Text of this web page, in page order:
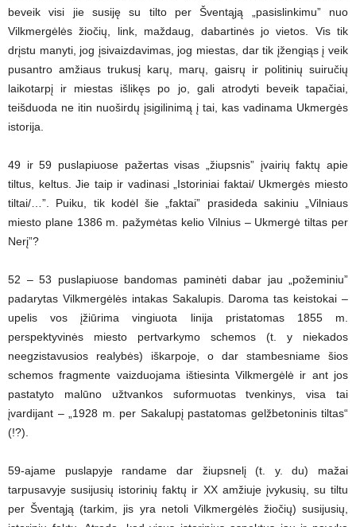
beveik visi jie susiję su tilto per Šventąją „pasislinkimu” nuo
Vilkmergėlės žiočių, link, maždaug, dabartinės jo vietos. Vis tik
drįstu manyti, jog įsivaizdavimas, jog miestas, dar tik įžengiąs į veik
pusantro amžiaus trukusį karų, marų, gaisrų ir politinių suiručių
laikotarpį ir miestas išlikęs po jo, gali atrodyti beveik tapačiai,
teišduoda ne itin nuoširdų įsigilinimą į tai, kas vadinama Ukmergės
istorija.
49 ir 59 puslapiuose pažertas visas „žiupsnis” įvairių faktų apie
tiltus, keltus. Jie taip ir vadinasi „Istoriniai faktai/ Ukmergės miesto
tiltai/…”. Puiku, tik kodėl šie „faktai” prasideda sakiniu „Vilniaus
miesto plane 1386 m. pažymėtas kelio Vilnius – Ukmergė tiltas per
Nerį”?
52 – 53 puslapiuose bandomas paminėti dabar jau „požeminiu”
padarytas Vilkmergėlės intakas Sakalupis. Daroma tas keistokai –
upelis vos įžiūrima vingiuota linija pristatomas 1855 m.
perspektyvinės miesto pertvarkymo schemos (t. y niekados
neegzistavusios realybės) iškarpoje, o dar stambesniame šios
schemos fragmente vaizduojama ištiesinta Vilkmergėlė ir ant jos
pastatyto malūno užtvankos suformuotas tvenkinys, visa tai
įvardijant – „1928 m. per Sakalupį pastatomas gelžbetoninis tiltas“
(!?).
59-ajame puslapyje randame dar žiupsnelį (t. y. du) mažai
tarpusavyje susijusių istorinių faktų ir XX amžiuje įvykusių, su tiltu
per Šventąją (tarkim, jis yra netoli Vilkmergėlės žiočių) susijusių,